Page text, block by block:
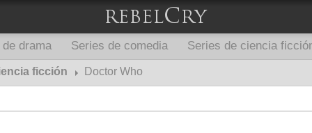
drama Series de comedia Series de ciencia
ficción Doctor Who